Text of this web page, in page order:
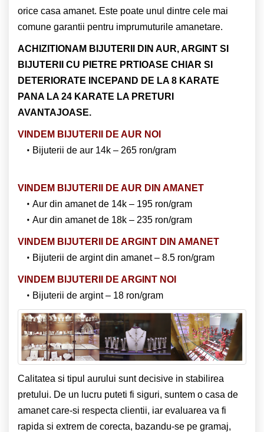
orice casa amanet. Este poate unul dintre cele mai
comune garantii pentru imprumuturile amanetare.
ACHIZITIONAM BIJUTERII DIN AUR, ARGINT SI
BIJUTERII CU PIETRE PRTIOASE CHIAR SI
DETERIORATE INCEPAND DE LA 8 KARATE
PANA LA 24 KARATE LA PRETURI
AVANTAJOASE.
VINDEM BIJUTERII DE AUR NOI
Bijuterii de aur 14k – 265 ron/gram
VINDEM BIJUTERII DE AUR DIN AMANET
Aur din amanet de 14k – 195 ron/gram
Aur din amanet de 18k – 235 ron/gram
VINDEM BIJUTERII DE ARGINT DIN AMANET
Bijuterii de argint din amanet – 8.5 ron/gram
VINDEM BIJUTERII DE ARGINT NOI
Bijuterii de argint – 18 ron/gram
Calitatea si tipul aurului sunt decisive in stabilirea
pretului. De un lucru puteti fi siguri, suntem o casa de
amanet care-si respecta clientii, iar evaluarea va fi
rapida si extrem de corecta, bazandu-se pe gramaj,